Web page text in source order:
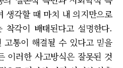
생각할 때 마치 내 의지만으로
각이 배태된다고 설명한다.
고통이 해결될 수 있다고 믿을
이러한 사고방식은 잘못된 것